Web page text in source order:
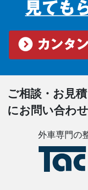
ご相談・お見
にお問い合わ
外車専門の